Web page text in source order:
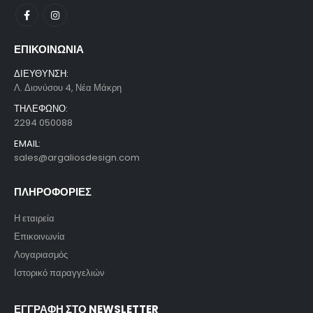
ΕΠΙΚΟΙΝΩΝΙΑ
ΔΙΕΥΘΥΝΣΗ:
Λ. Διονύσου 4, Νέα Μάκρη
ΤΗΛΕΦΩΝΟ:
2294 050088
EMAIL:
sales@argaliosdesign.com
ΠΛΗΡΟΦΟΡΙΕΣ
Η εταιρεία
Επικοινωνία
Λογαριασμός
Ιστορικό παραγγελιών
ΕΓΓΡΑΦΗ ΣΤΟ NEWSLETTER